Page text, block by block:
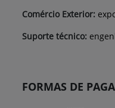
Comércio Exterior:
Suporte técnico:
FORMAS DE